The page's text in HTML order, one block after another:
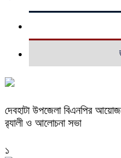
দেবহাটা উপজেলা বিএনপির
র‍্যালী ও আলোচনা সভা
১